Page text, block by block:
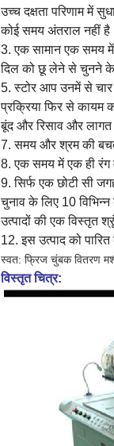
उच्च दक्षता परिणाम में
कोई समय अंतराल नहीं है
3. एक सामान एक समय
दिल को छू लेने से चुनने
5. स्टोर आप उनमें से
प्रक्रिया फिर से कायम
बूंद और रिसाव और लागत
7. समय और श्रम की
8. एक समय में एक ही रंग
9. सिर्फ एक छोटी सी
चुनाव के लिए 10 विभिन्न
उत्पादों की एक विस्तृत
12. इस उत्पाद को
स्वत: फ्रिज चुंबक वितरण
विस्तृत चित्र: